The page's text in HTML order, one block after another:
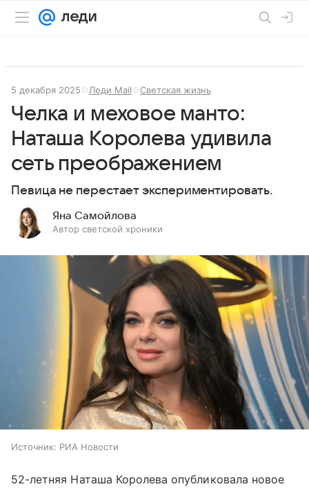
5 декабря 2025 Леди Mail Светская жизнь
Челка и меховое манто:
Наташа Королева удивила
сеть преображением
Певица не перестает экспериментировать.
Яна Самойлова
Автор светской хроники
Источник: РИА Новости
52-летняя Наташа Королева опубликовала новое